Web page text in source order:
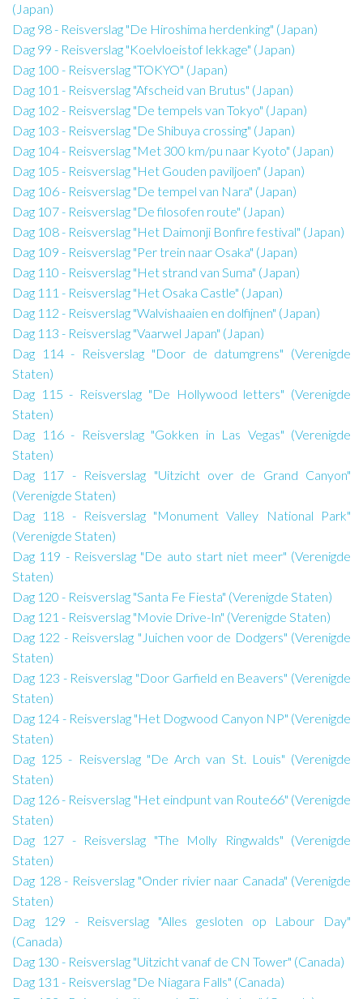
(Japan)
Dag 98 - Reisverslag "De Hiroshima herdenking" (Japan)
Dag 99 - Reisverslag "Koelvloeistof lekkage" (Japan)
Dag 100 - Reisverslag "TOKYO" (Japan)
Dag 101 - Reisverslag "Afscheid van Brutus" (Japan)
Dag 102 - Reisverslag "De tempels van Tokyo" (Japan)
Dag 103 - Reisverslag "De Shibuya crossing" (Japan)
Dag 104 - Reisverslag "Met 300 km/pu naar Kyoto" (Japan)
Dag 105 - Reisverslag "Het Gouden paviljoen" (Japan)
Dag 106 - Reisverslag "De tempel van Nara" (Japan)
Dag 107 - Reisverslag "De filosofen route" (Japan)
Dag 108 - Reisverslag "Het Daimonji Bonfire festival" (Japan)
Dag 109 - Reisverslag "Per trein naar Osaka" (Japan)
Dag 110 - Reisverslag "Het strand van Suma" (Japan)
Dag 111 - Reisverslag "Het Osaka Castle" (Japan)
Dag 112 - Reisverslag "Walvishaaien en dolfijnen" (Japan)
Dag 113 - Reisverslag "Vaarwel Japan" (Japan)
Dag 114 - Reisverslag "Door de datumgrens" (Verenigde
Staten)
Dag 115 - Reisverslag "De Hollywood letters" (Verenigde
Staten)
Dag 116 - Reisverslag "Gokken in Las Vegas" (Verenigde
Staten)
Dag 117 - Reisverslag "Uitzicht over de Grand Canyon"
(Verenigde Staten)
Dag 118 - Reisverslag "Monument Valley National Park"
(Verenigde Staten)
Dag 119 - Reisverslag "De auto start niet meer" (Verenigde
Staten)
Dag 120 - Reisverslag "Santa Fe Fiesta" (Verenigde Staten)
Dag 121 - Reisverslag "Movie Drive-In" (Verenigde Staten)
Dag 122 - Reisverslag "Juichen voor de Dodgers" (Verenigde
Staten)
Dag 123 - Reisverslag "Door Garfield en Beavers" (Verenigde
Staten)
Dag 124 - Reisverslag "Het Dogwood Canyon NP" (Verenigde
Staten)
Dag 125 - Reisverslag "De Arch van St. Louis" (Verenigde
Staten)
Dag 126 - Reisverslag "Het eindpunt van Route66" (Verenigde
Staten)
Dag 127 - Reisverslag "The Molly Ringwalds" (Verenigde
Staten)
Dag 128 - Reisverslag "Onder rivier naar Canada" (Verenigde
Staten)
Dag 129 - Reisverslag "Alles gesloten op Labour Day"
(Canada)
Dag 130 - Reisverslag "Uitzicht vanaf de CN Tower" (Canada)
Dag 131 - Reisverslag "De Niagara Falls" (Canada)